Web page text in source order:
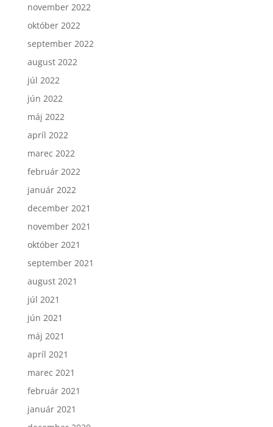
november 2022
október 2022
september 2022
august 2022
júl 2022
jún 2022
máj 2022
apríl 2022
marec 2022
február 2022
január 2022
december 2021
november 2021
október 2021
september 2021
august 2021
júl 2021
jún 2021
máj 2021
apríl 2021
marec 2021
február 2021
január 2021